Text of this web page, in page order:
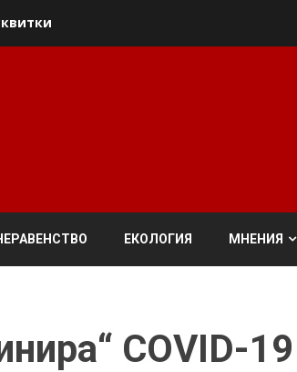
ЕКОЛОГИЯ МНЕНИЯ
COVID-19